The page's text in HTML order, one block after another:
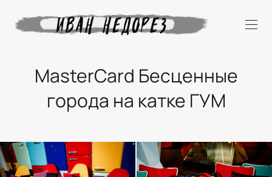
MasterCard Бесценные
города на катке ГУМ